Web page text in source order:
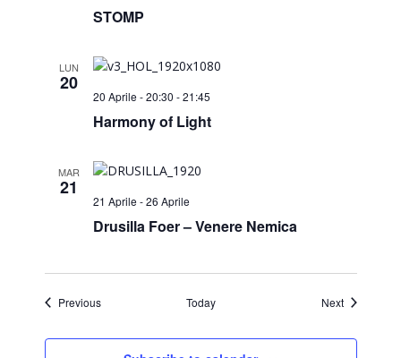
STOMP
LUN
20
20 Aprile - 20:30 -21:45
Harmony of Light
MAR
21
21 Aprile -26 Aprile
Drusilla Foer – Venere Nemica
PreviousEvents Today NextEvents